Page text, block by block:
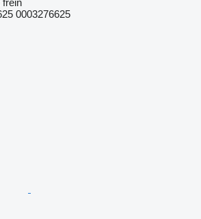
0003276625